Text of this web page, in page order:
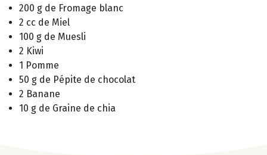
200 g de Fromage blanc
2 cc de Miel
100 g de Muesli
2 Kiwi
1 Pomme
50 g de Pépite de chocolat
2 Banane
10 g de Graine de chia